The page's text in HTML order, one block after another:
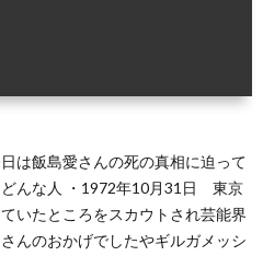
は飯島愛さんの死の真相に迫って
んな人 ・1972年10月31日 東京
いたところをスカウトされ芸能界
んのおかげでしたやギルガメッシ